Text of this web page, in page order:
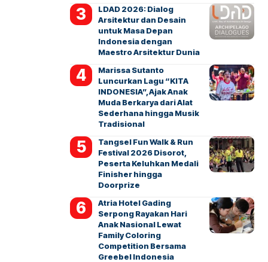
LDAD 2026: Dialog
Arsitektur dan Desain
untuk Masa Depan
Indonesia dengan
Maestro Arsitektur Dunia
Marissa Sutanto
Luncurkan Lagu “KITA
INDONESIA”, Ajak Anak
Muda Berkarya dari Alat
Sederhana hingga Musik
Tradisional
Tangsel Fun Walk & Run
Festival 2026 Disorot,
Peserta Keluhkan Medali
Finisher hingga
Doorprize
Atria Hotel Gading
Serpong Rayakan Hari
Anak Nasional Lewat
Family Coloring
Competition Bersama
Greebel Indonesia